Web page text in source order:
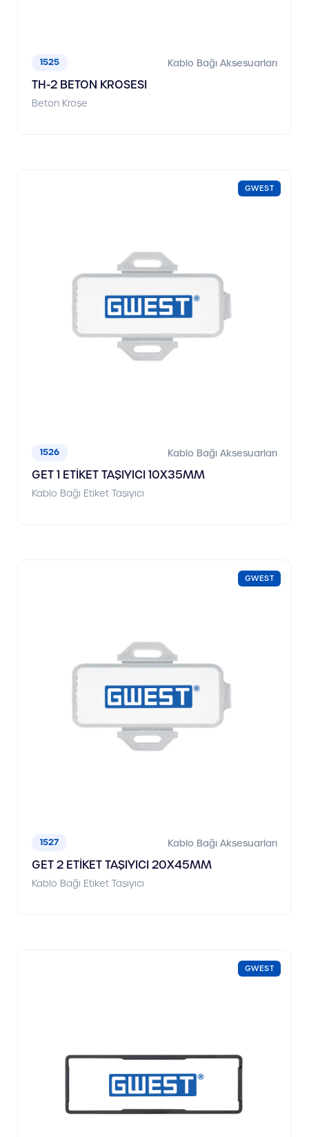
1525 Kablo Bağı Aksesuarları
TH-2 BETON KROSESI
Beton Kroşe
GWEST
1526 Kablo Bağı Aksesuarları
GET 1 ETİKET TAŞIYICI 10X35MM
Kablo Bağı Etiket Taşıyıcı
GWEST
1527 Kablo Bağı Aksesuarları
GET 2 ETİKET TAŞIYICI 20X45MM
Kablo Bağı Etiket Taşıyıcı
GWEST